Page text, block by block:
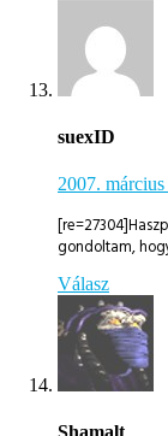
suexID
2007. március
gondoltam,
Válasz